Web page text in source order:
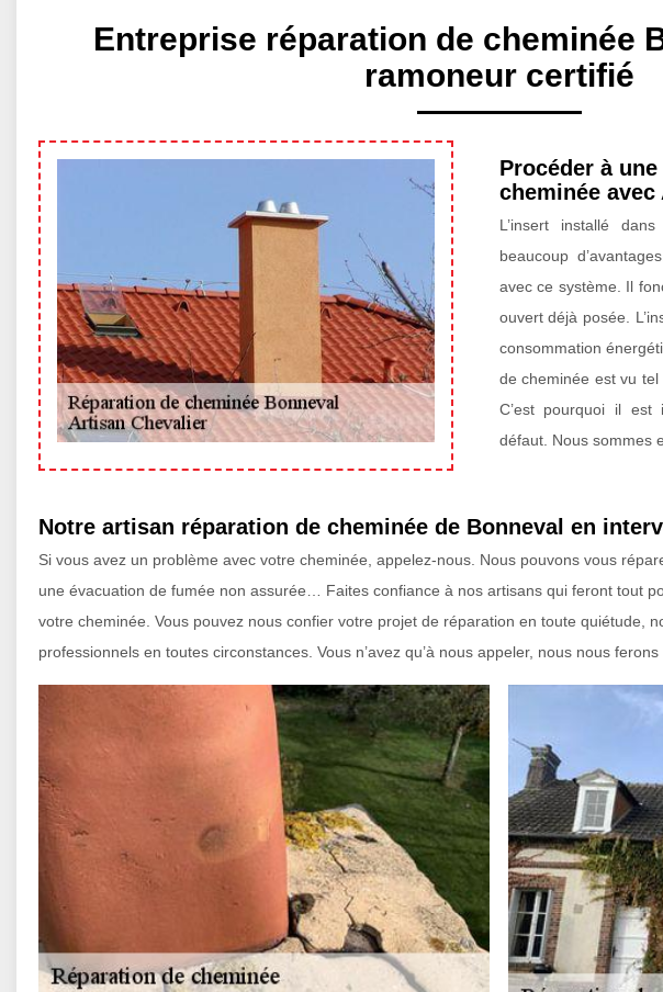
Entreprise réparation de cheminée
ramoneur certifié
Procéder à
cheminée
L’insert installé
beaucoup
avec ce système. Il
ouvert déjà posée.
consommation
de cheminée est vu
C’est pourquoi il
défaut. Nous sommes
Notre artisan réparation de cheminée de Bonneval en
Si vous avez un problème avec votre cheminée, appelez-nous. Nous pouvons vous
une évacuation de fumée non assurée… Faites confiance à nos artisans qui feront tout
votre cheminée. Vous pouvez nous confier votre projet de réparation en toute quiétude,
professionnels en toutes circonstances. Vous n’avez qu’à nous appeler, nous nous